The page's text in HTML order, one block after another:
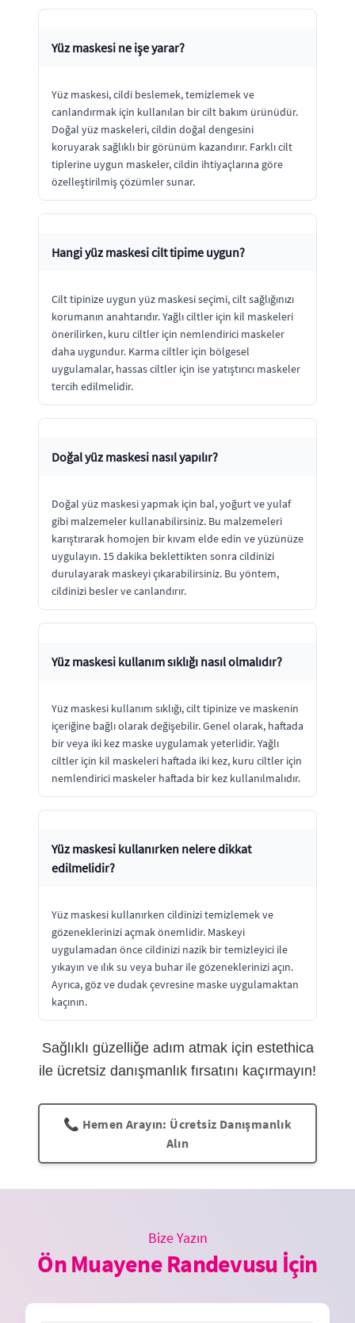
Yüz maskesi ne işe yarar?
Yüz maskesi, cildi beslemek, temizlemek ve
canlandırmak için kullanılan bir cilt bakım ürünüdür.
Doğal yüz maskeleri, cildin doğal dengesini
koruyarak sağlıklı bir görünüm kazandırır. Farklı cilt
tiplerine uygun maskeler, cildin ihtiyaçlarına göre
özelleştirilmiş çözümler sunar.
Hangi yüz maskesi cilt tipime uygun?
Cilt tipinize uygun yüz maskesi seçimi, cilt sağlığınızı
korumanın anahtarıdır. Yağlı ciltler için kil maskeleri
önerilirken, kuru ciltler için nemlendirici maskeler
daha uygundur. Karma ciltler için bölgesel
uygulamalar, hassas ciltler için ise yatıştırıcı maskeler
tercih edilmelidir.
Doğal yüz maskesi nasıl yapılır?
Doğal yüz maskesi yapmak için bal, yoğurt ve yulaf
gibi malzemeler kullanabilirsiniz. Bu malzemeleri
karıştırarak homojen bir kıvam elde edin ve yüzünüze
uygulayın. 15 dakika beklettikten sonra cildinizi
durulayarak maskeyi çıkarabilirsiniz. Bu yöntem,
cildinizi besler ve canlandırır.
Yüz maskesi kullanım sıklığı nasıl olmalıdır?
Yüz maskesi kullanım sıklığı, cilt tipinize ve maskenin
içeriğine bağlı olarak değişebilir. Genel olarak, haftada
bir veya iki kez maske uygulamak yeterlidir. Yağlı
ciltler için kil maskeleri haftada iki kez, kuru ciltler için
nemlendirici maskeler haftada bir kez kullanılmalıdır.
Yüz maskesi kullanırken nelere dikkat
edilmelidir?
Yüz maskesi kullanırken cildinizi temizlemek ve
gözeneklerinizi açmak önemlidir. Maskeyi
uygulamadan önce cildinizi nazik bir temizleyici ile
yıkayın ve ılık su veya buhar ile gözeneklerinizi açın.
Ayrıca, göz ve dudak çevresine maske uygulamaktan
kaçının.
Sağlıklı güzelliğe adım atmak için estethica
ile ücretsiz danışmanlık fırsatını kaçırmayın!
📞 Hemen Arayın: Ücretsiz Danışmanlık
Alın
Bize Yazın
Ön Muayene Randevusu İçin